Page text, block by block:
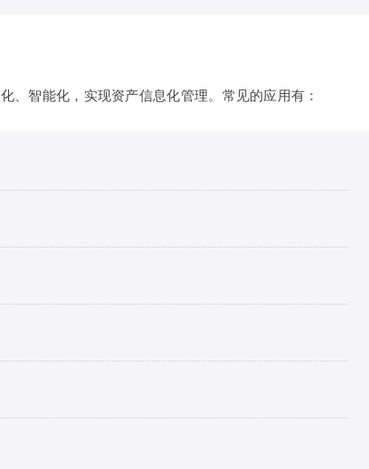
、智能化，实现资产信息化管理。常见的应用有：